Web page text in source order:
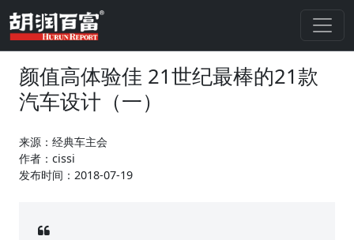
颜值高体验佳 21世纪最棒的21款
汽车设计（一）
来源：经典车主会
作者：cissi
发布时间：2018-07-19